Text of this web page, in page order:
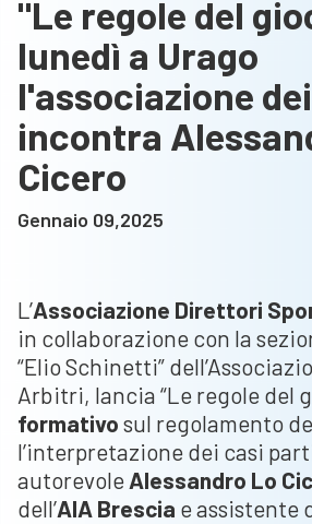
"Le regole del
lunedì a Urago
l'associazione
incontra
Cicero
Gennaio 09,2025
L’Associazione Direttori
in collaborazione con la
“Elio Schinetti”
Arbitri, lancia “Le regole del
formativo sul regolamento
l’interpretazione dei casi
autorevole Alessandro Lo
dell’AIA Brescia e assistente